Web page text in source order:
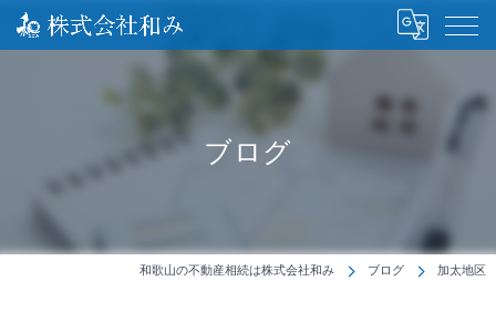
ブログ
和歌山の不動産相続は株式会社和み ブログ 加太地区